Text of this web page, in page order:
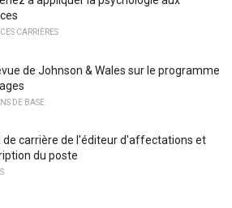
CARRIÈRES
de Johnson & Wales sur le programme
DE BASE
de carrière de l'éditeur d'affectations et
du poste